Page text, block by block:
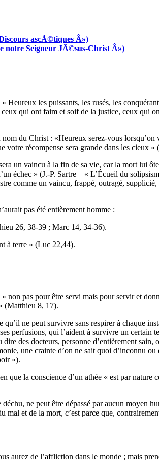
ascÃ©tiques Â»)
notre Seigneur JÃ©sus-Christ Â»)
les puissants, les rusés, les
qui ont faim et soif de la justice, ceux qui
du Christ : «Heureux serez-vous lorsqu’on
votre récompense sera grande dans les cieux
un vaincu à la fin de sa vie, car la mort lui
échec » (J.-P. Sartre – « L’Écueil du
comme un vaincu, frappé, outragé,
pas été entièrement homme :
26, 38-39 ; Marc 14, 34-36).
à terre » (Luc 22,44).
non pas pour être servi mais pour servir et
(Matthieu 8, 17).
ne peut survivre sans respirer à chaque
perfusions, qui l’aident à survivre un certain
des docteurs, personne d’entièrement sain,
une crainte d’on ne sait quoi d’inconnu
»).
la conscience d’un athée « est par nature
ne peut être dépassé par aucun moyen
mal et de la mort, c’est parce que,
aurez de l’affliction dans le monde ; mais